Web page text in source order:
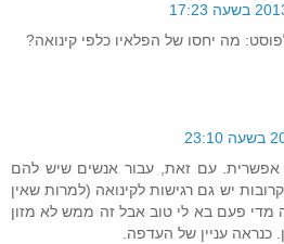
מה יחסו של הפלאיו כלפי קינואה?
אפשרית. עם זאת, עבור אנשים שיש להם
יש גם רגישות לקינואה (למרות שאין
מדי פעם בא לי טוב אבל זה ממש לא מזון
כנראה עניין של העדפה.